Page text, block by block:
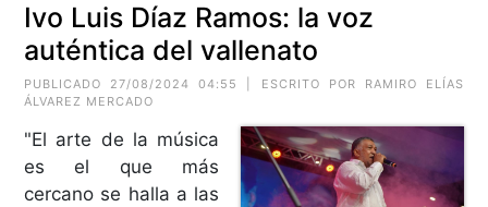
Ivo Luis Díaz Ramos: la voz
auténtica del vallenato
PUBLICADO 27/08/2024 04:55 | ESCRITO POR RAMIRO ELÍAS
ÁLVAREZ MERCADO
"El arte de la música
es el que más
cercano se halla a las